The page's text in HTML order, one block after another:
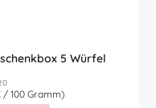
5 Würfel
/ 100 Gramm)